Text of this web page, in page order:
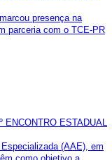
presença na
parceria com o TCE-PR
ENCONTRO ESTADUAL
(AAE), em